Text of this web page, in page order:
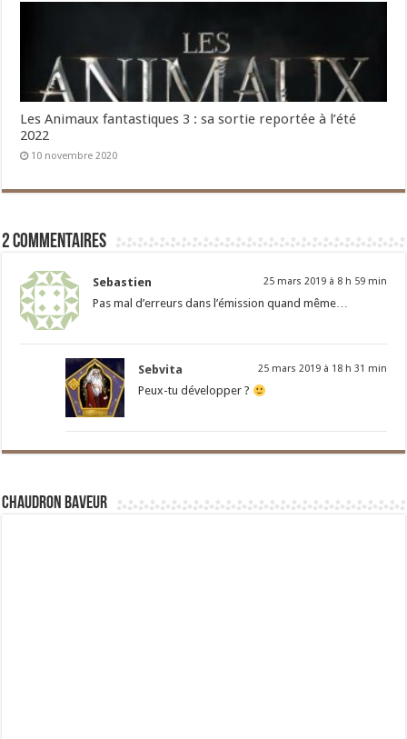
Les Animaux fantastiques 3 : sa sortie reportée à l’été
2022
10 novembre 2020
2 commentaires
Sebastien 25 mars 2019 à 8 h 59 min
Pas mal d’erreurs dans l’émission quand même…
Sebvita 25 mars 2019 à 18 h 31 min
Peux-tu développer ?
Chaudron Baveur